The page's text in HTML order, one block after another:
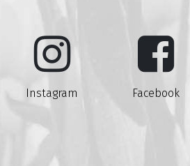
Instagram Facebook